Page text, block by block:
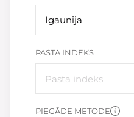
Igaunija
PASTA INDEKS
PIEGĀDE METODE